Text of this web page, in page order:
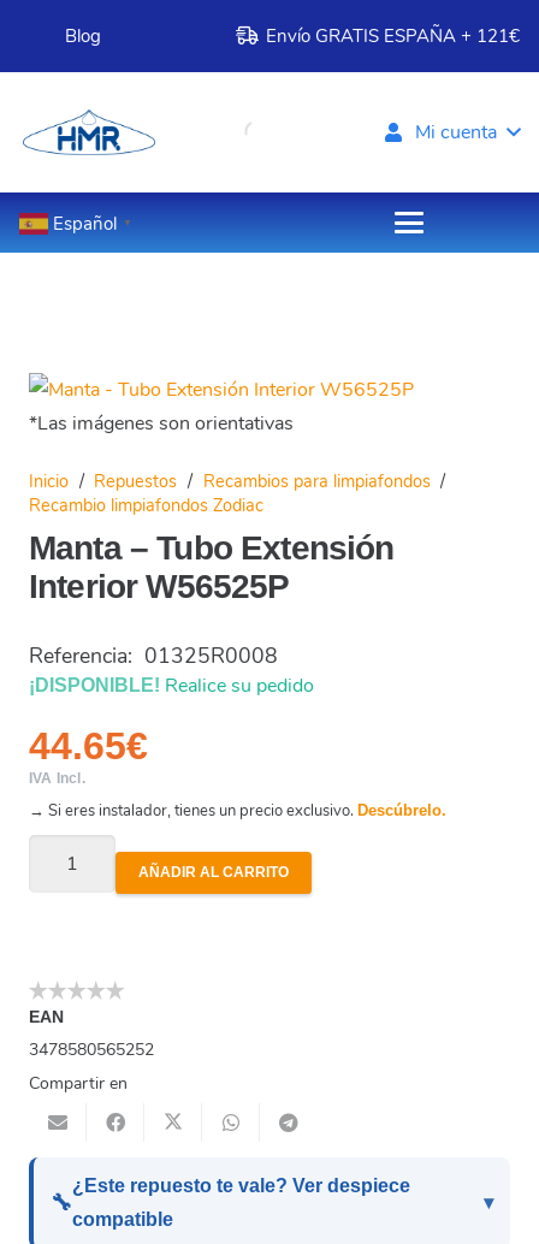
Blog Envío GRATIS ESPAÑA + 121€
Mi cuenta
Español ▼
*Las imágenes son orientativas
Inicio / Repuestos / Recambios para limpiafondos /
Recambio limpiafondos Zodiac
Manta – Tubo Extensión
Interior W56525P
Referencia: 01325R0008
¡DISPONIBLE! Realice su pedido
44.65€
IVA Incl.
→ Si eres instalador, tienes un precio exclusivo. Descúbrelo.
Manta
-
Interior
W56525P
cantidad
AÑADIR AL CARRITO
EAN
3478580565252
Compartir en
🔧
¿Este repuesto te vale? Ver despiece
compatible